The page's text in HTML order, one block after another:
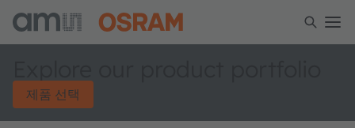
제품 선택